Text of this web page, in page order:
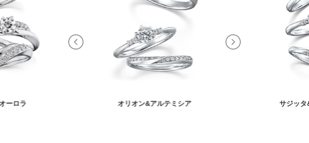
ーロラ オリオン&アルテミシア サジッタ